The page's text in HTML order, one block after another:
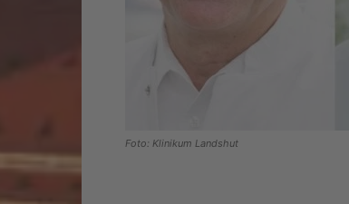
Foto: Klinikum Landshut